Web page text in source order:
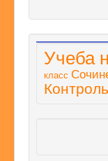
Учеба
класс